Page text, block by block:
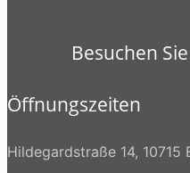
Besuchen
Öffnungszeiten
Hildegardstraße 14, 10715